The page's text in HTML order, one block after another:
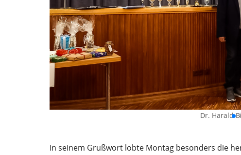
Dr. Harald
In seinem Grußwort lobte Montag besonders die